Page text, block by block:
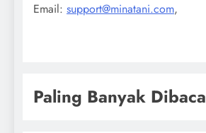
Email: support@minatani.com,
Paling Banyak Dibaca